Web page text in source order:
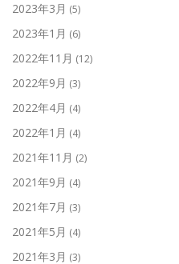
2023年3月 (5)
2023年1月 (6)
2022年11月 (12)
2022年9月 (3)
2022年4月 (4)
2022年1月 (4)
2021年11月 (2)
2021年9月 (4)
2021年7月 (3)
2021年5月 (4)
2021年3月 (3)